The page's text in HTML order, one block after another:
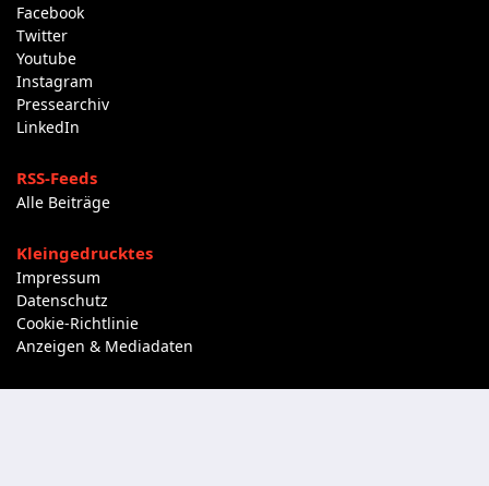
Facebook
Twitter
Youtube
Instagram
Pressearchiv
LinkedIn
RSS-Feeds
Alle Beiträge
Kleingedrucktes
Impressum
Datenschutz
Cookie-Richtlinie
Anzeigen & Mediadaten